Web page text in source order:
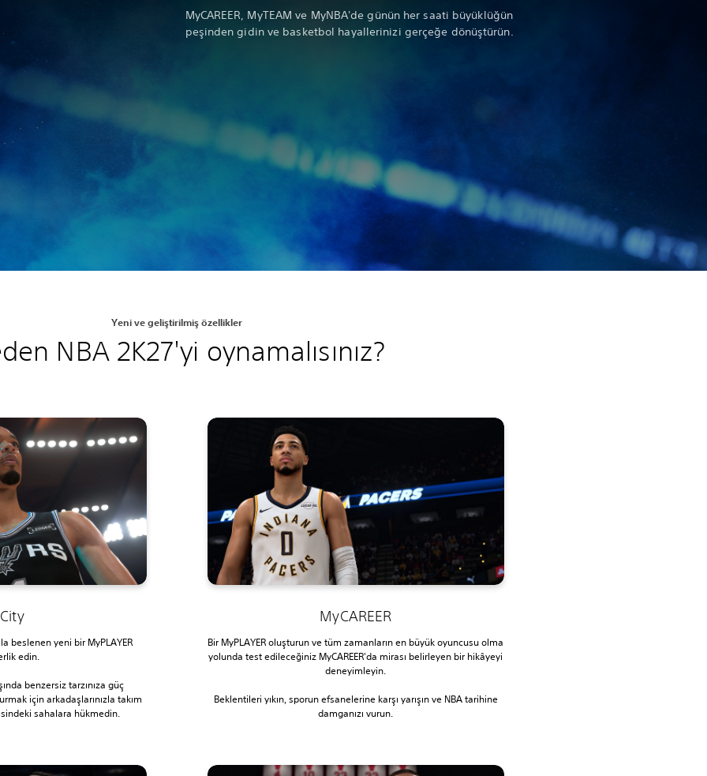
MyCAREER, MyTEAM ve MyNBA'de günün her saati büyüklüğün
peşinden gidin ve basketbol hayallerinizi gerçeğe dönüştürün.
Yeni ve geliştirilmiş özellikler
NBA 2K27'yi oynamalısınız?
beslenen yeni bir MyPLAYER
edin.
benzersiz tarzınıza güç
için arkadaşlarınızla takım
sahalara hükmedin.
MyCAREER
Bir MyPLAYER oluşturun ve tüm zamanların en büyük oyuncusu olma
yolunda test edileceğiniz MyCAREER'da mirası belirleyen bir hikâyeyi
deneyimleyin.
Beklentileri yıkın, sporun efsanelerine karşı yarışın ve NBA tarihine
damganızı vurun.